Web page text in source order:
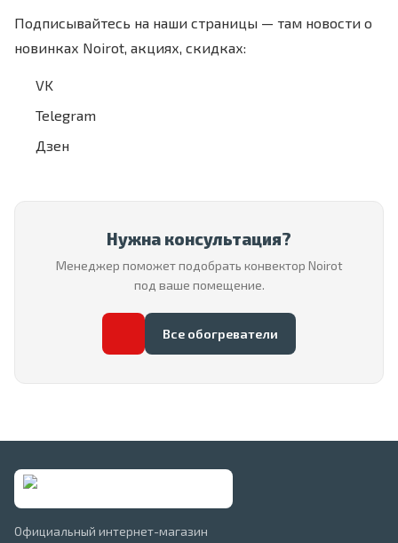
Подписывайтесь на наши страницы — там новости о
новинках Noirot, акциях, скидках:
VK
Telegram
Дзен
Нужна консультация?
Менеджер поможет подобрать конвектор Noirot
под ваше помещение.
Все обогреватели
Официальный интернет-магазин